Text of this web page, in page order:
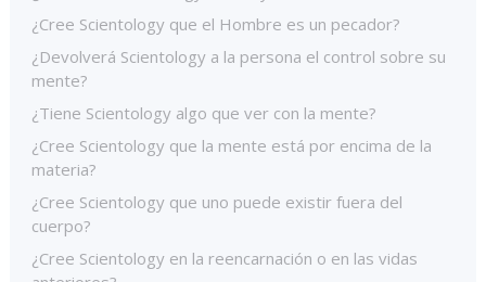
¿Cree Scientology que el Hombre es un pecador?
¿Devolverá Scientology a la persona el control sobre su
mente?
¿Tiene Scientology algo que ver con la mente?
¿Cree Scientology que la mente está por encima de la
materia?
¿Cree Scientology que uno puede existir fuera del
cuerpo?
¿Cree Scientology en la reencarnación o en las vidas